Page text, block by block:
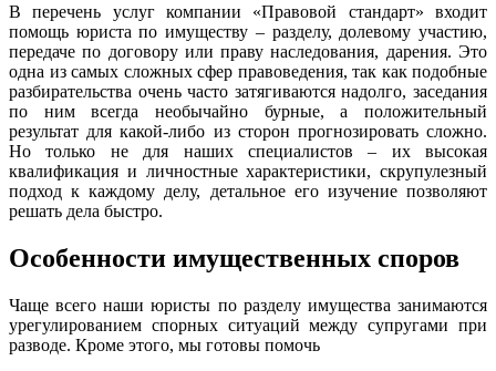
В перечень услуг компании «Правовой стандарт» входит
помощь юриста по имуществу – разделу, долевому участию,
передаче по договору или праву наследования, дарения. Это
одна из самых сложных сфер правоведения, так как подобные
разбирательства очень часто затягиваются надолго, заседания
по ним всегда необычайно бурные, а положительный
результат для какой-либо из сторон прогнозировать сложно.
Но только не для наших специалистов – их высокая
квалификация и личностные характеристики, скрупулезный
подход к каждому делу, детальное его изучение позволяют
решать дела быстро.
Особенности имущественных споров
Чаще всего наши юристы по разделу имущества занимаются
урегулированием спорных ситуаций между супругами при
разводе. Кроме этого, мы готовы помочь